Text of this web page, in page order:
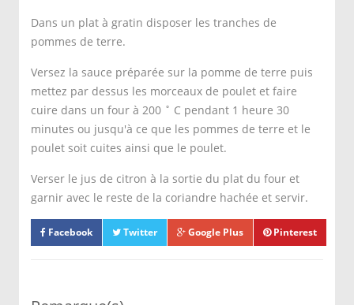
Dans un plat à gratin disposer les tranches de
pommes de terre.
Versez la sauce préparée sur la pomme de terre puis
mettez par dessus les morceaux de poulet et faire
cuire dans un four à 200 ˚ C pendant 1 heure 30
minutes ou jusqu'à ce que les pommes de terre et le
poulet soit cuites ainsi que le poulet.
Verser le jus de citron à la sortie du plat du four et
garnir avec le reste de la coriandre hachée et servir.
Facebook Twitter Google Plus Pinterest